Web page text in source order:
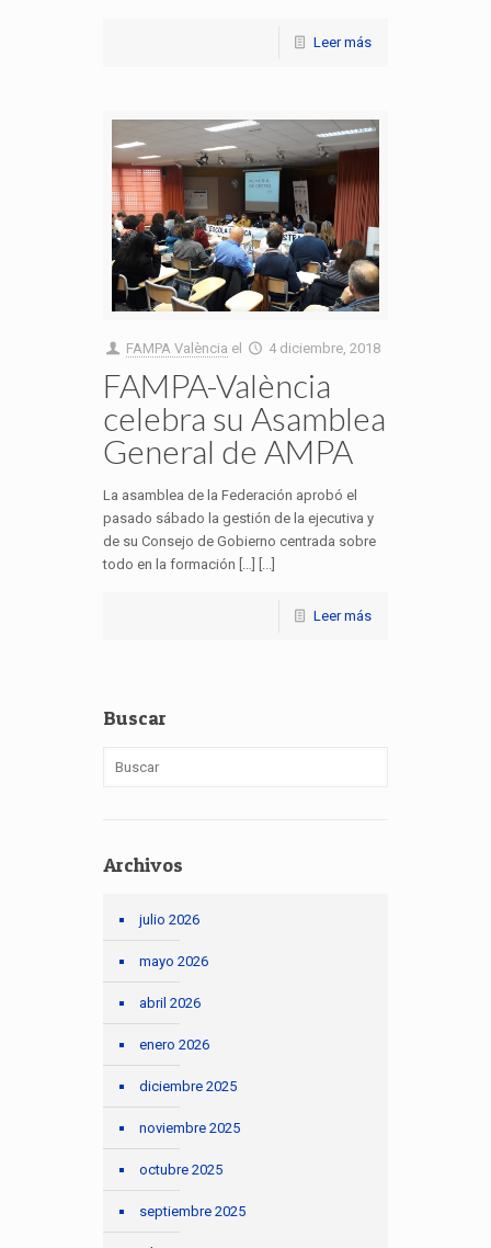
Leer más
FAMPA València el 4 diciembre, 2018
FAMPA-València
celebra su Asamblea
General de AMPA
La asamblea de la Federación aprobó el
pasado sábado la gestión de la ejecutiva y
de su Consejo de Gobierno centrada sobre
todo en la formación […] [...]
Leer más
Buscar
Archivos
julio 2026
mayo 2026
abril 2026
enero 2026
diciembre 2025
noviembre 2025
octubre 2025
septiembre 2025